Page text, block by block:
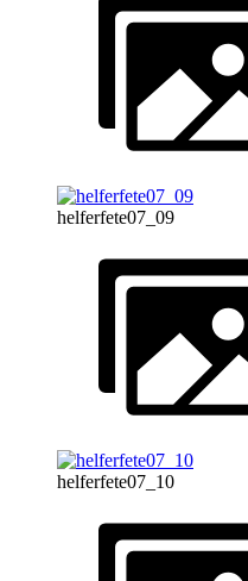
helferfete07_09
helferfete07_10